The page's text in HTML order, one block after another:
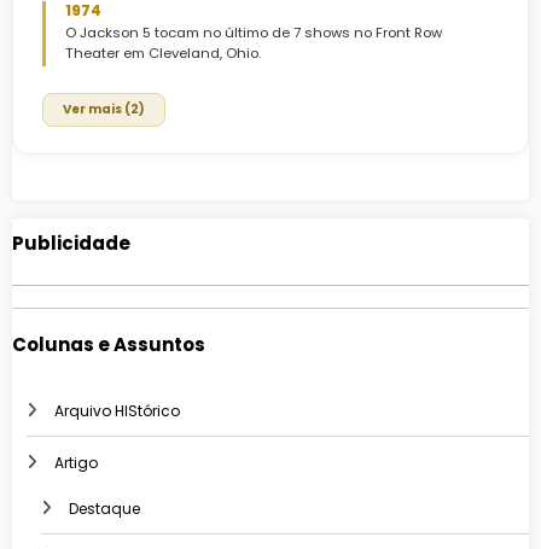
1974
O Jackson 5 tocam no último de 7 shows no Front Row
Theater em Cleveland, Ohio.
Ver mais (2)
Publicidade
Colunas e Assuntos
Arquivo HIStórico
Artigo
Destaque